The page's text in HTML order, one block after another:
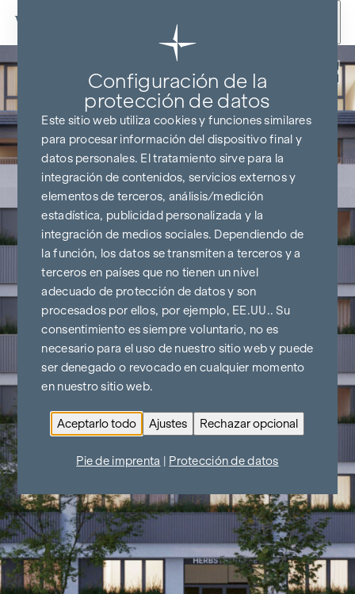
Ir al contenido
Volver
Configuración de la
protección de datos
Este sitio web utiliza cookies y funciones similares
para procesar información del dispositivo final y
datos personales. El tratamiento sirve para la
integración de contenidos, servicios externos y
elementos de terceros, análisis/medición
estadística, publicidad personalizada y la
integración de medios sociales. Dependiendo de
la función, los datos se transmiten a terceros y a
terceros en países que no tienen un nivel
adecuado de protección de datos y son
procesados por ellos, por ejemplo, EE.UU.. Su
consentimiento es siempre voluntario, no es
necesario para el uso de nuestro sitio web y puede
ser denegado o revocado en cualquier momento
en nuestro sitio web.
Aceptarlo todo Ajustes Rechazar opcional
Pie de imprenta Protección de datos